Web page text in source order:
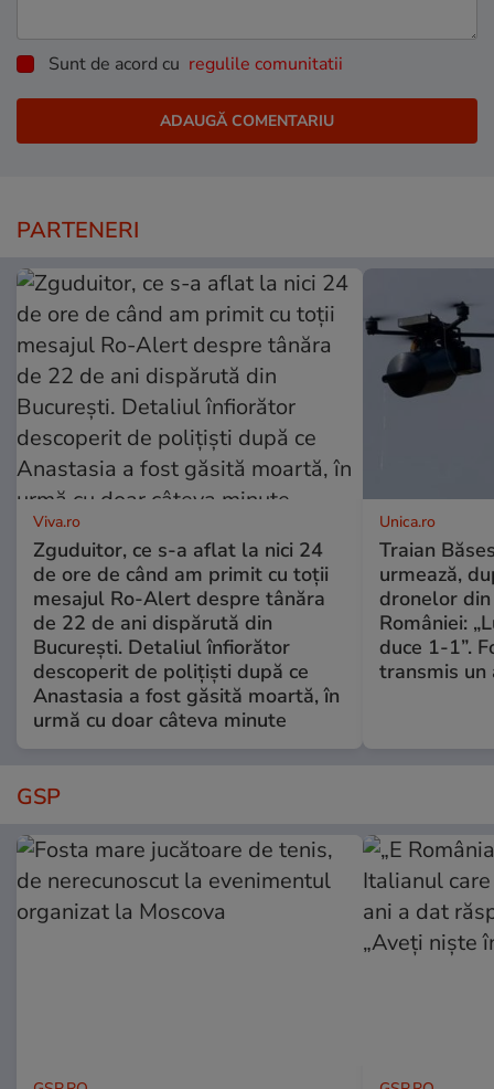
Sunt de acord cu regulile comunitatii
PARTENERI
Viva.ro
Zguduitor, ce s-a aflat la nici 24
de ore de când am primit cu toții
mesajul Ro-Alert despre tânăra
de 22 de ani dispărută din
București. Detaliul înfiorător
descoperit de polițiști după ce
Anastasia a fost găsită moartă, în
urmă cu doar câteva minute
Unica.ro
Traian
urmează,
dronelor
României:
duce 1-1”.
transmis un
GSP